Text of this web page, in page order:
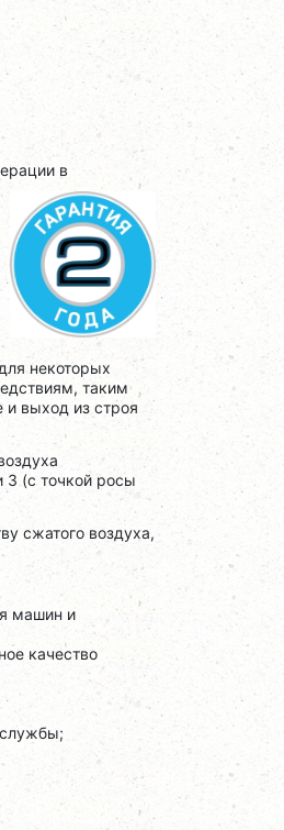
в
некоторых
таким
и выход из строя
3 (с точкой росы
сжатого воздуха,
машин и
качество
службы;